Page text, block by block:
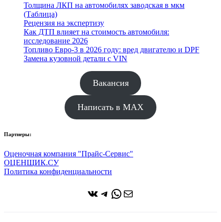
Толщина ЛКП на автомобилях заводская в мкм
(Таблица)
Рецензия на экспертизу
Как ДТП влияет на стоимость автомобиля:
исследование 2026
Топливо Евро-3 в 2026 году: вред двигателю и DPF
Замена кузовной детали с VIN
Вакансия
Написать в MAX
Партнеры:
Оценочная компания "Прайс-Сервис"
ОЦЕНЩИК.СУ
Политика конфиденциальности
ВКонтакте
Telegram
WhatsApp
Почта